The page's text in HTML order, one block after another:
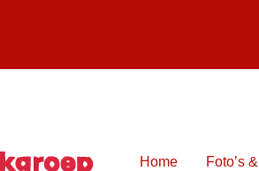
Home Foto’s